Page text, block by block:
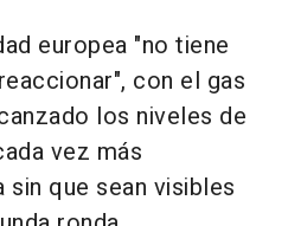
europea "no tiene
con el gas
los niveles de
vez más
que sean visibles